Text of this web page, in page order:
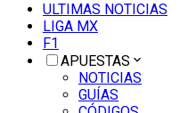
ULTIMAS NOTICIAS
LIGA MX
F1
APUESTAS
NOTICIAS
GUÍAS